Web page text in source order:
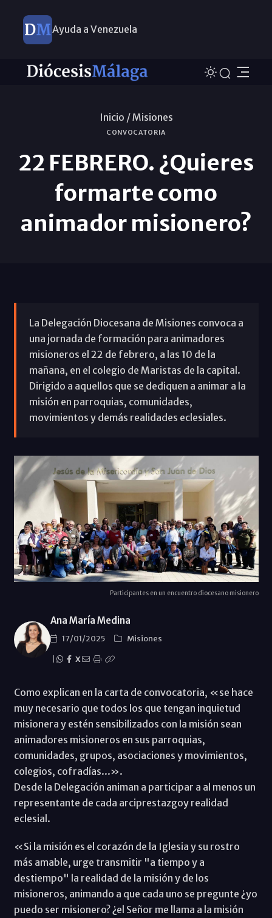
Ayuda a Venezuela
Inicio /Misiones
CONVOCATORIA
22 FEBRERO. ¿Quieres
formarte como
animador misionero?
La Delegación Diocesana de Misiones convoca a
una jornada de formación para animadores
misioneros el 22 de febrero, a las 10 de la
mañana, en el colegio de Maristas de la capital.
Dirigido a aquellos que se dediquen a animar a la
misión en parroquias, comunidades,
movimientos y demás realidades eclesiales.
Participantes en un encuentro diocesano misionero
Ana María Medina
17/01/2025
Misiones
X
Como explican en la carta de convocatoria, «se hace
muy necesario que todos los que tengan inquietud
misionera y estén sensibilizados con la misión sean
animadores misioneros en sus parroquias,
comunidades, grupos, asociaciones y movimientos,
colegios, cofradías...».
Desde la Delegación animan a participar a al menos un
representante de cada arciprestazgoy realidad
eclesial.
«Si la misión es el corazón de la Iglesia y su rostro
más amable, urge transmitir "a tiempo y a
destiempo" la realidad de la misión y de los
misioneros, animando a que cada uno se pregunte ¿yo
puedo ser misionero? ¿el Señor me llama a la misión